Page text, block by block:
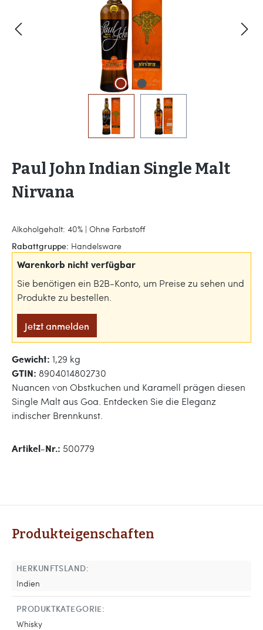
Paul John Indian Single Malt
Nirvana
Alkoholgehalt: 40% | Ohne Farbstoff
Rabattgruppe: Handelsware
Warenkorb nicht verfügbar
Sie benötigen ein B2B-Konto, um Preise zu sehen und
Produkte zu bestellen.
Jetzt anmelden
Gewicht: 1,29 kg
GTIN: 8904014802730
Nuancen von Obstkuchen und Karamell prägen diesen
Single Malt aus Goa. Entdecken Sie die Eleganz
indischer Brennkunst.
Artikel-Nr.: 500779
Produkteigenschaften
HERKUNFTSLAND:
Indien
PRODUKTKATEGORIE:
Whisky